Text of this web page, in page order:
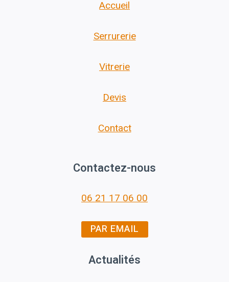
Accueil
Serrurerie
Vitrerie
Devis
Contact
Contactez-nous
06 21 17 06 00
PAR EMAIL
Actualités